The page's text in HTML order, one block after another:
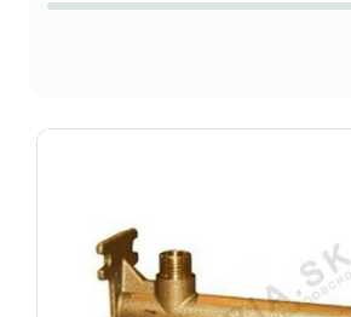
Alfabetycznie